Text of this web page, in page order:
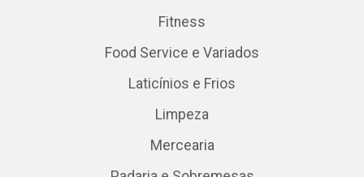
Fitness
Food Service e Variados
Laticínios e Frios
Limpeza
Mercearia